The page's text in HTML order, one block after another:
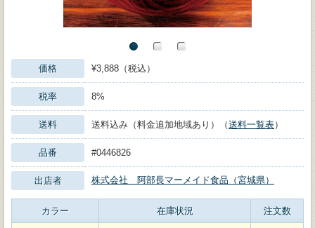
価格 ¥3,888（税込）
税率 8%
送料 送料込み（料金追加地域あり）（送料一覧表）
品番 #0446826
出店者 株式会社 阿部長マーメイド食品（宮城県）
カラー 在庫状況 注文数